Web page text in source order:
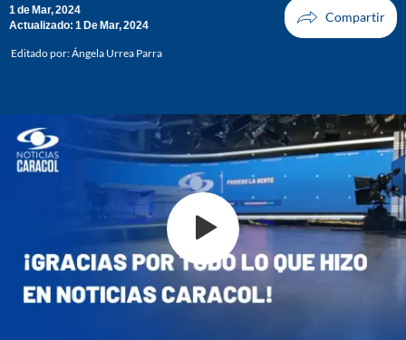
1 de Mar, 2024
Actualizado: 1 De Mar, 2024
Editado por:Ángela Urrea Parra